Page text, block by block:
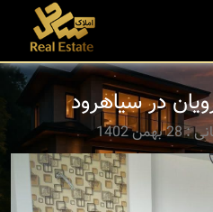
در سیاهرود
1402